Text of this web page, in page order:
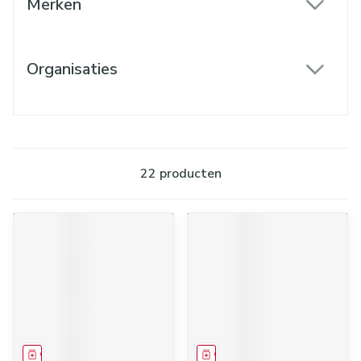
Merken
Organisaties
22 producten
Geneesmiddel Geneesmiddel